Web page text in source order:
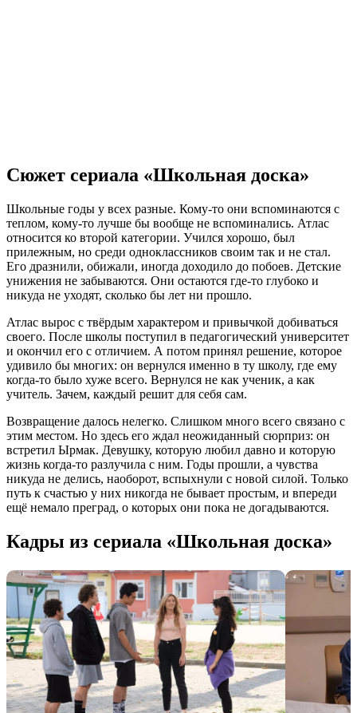
Сюжет сериала «Школьная доска»
Школьные годы у всех разные. Кому-то они вспоминаются с
теплом, кому-то лучше бы вообще не вспоминались. Атлас
относится ко второй категории. Учился хорошо, был
прилежным, но среди одноклассников своим так и не стал.
Его дразнили, обижали, иногда доходило до побоев. Детские
унижения не забываются. Они остаются где-то глубоко и
никуда не уходят, сколько бы лет ни прошло.
Атлас вырос с твёрдым характером и привычкой добиваться
своего. После школы поступил в педагогический университет
и окончил его с отличием. А потом принял решение, которое
удивило бы многих: он вернулся именно в ту школу, где ему
когда-то было хуже всего. Вернулся не как ученик, а как
учитель. Зачем, каждый решит для себя сам.
Возвращение далось нелегко. Слишком много всего связано с
этим местом. Но здесь его ждал неожиданный сюрприз: он
встретил Ырмак. Девушку, которую любил давно и которую
жизнь когда-то разлучила с ним. Годы прошли, а чувства
никуда не делись, наоборот, вспыхнули с новой силой. Только
путь к счастью у них никогда не бывает простым, и впереди
ещё немало преград, о которых они пока не догадываются.
Кадры из сериала «Школьная доска»